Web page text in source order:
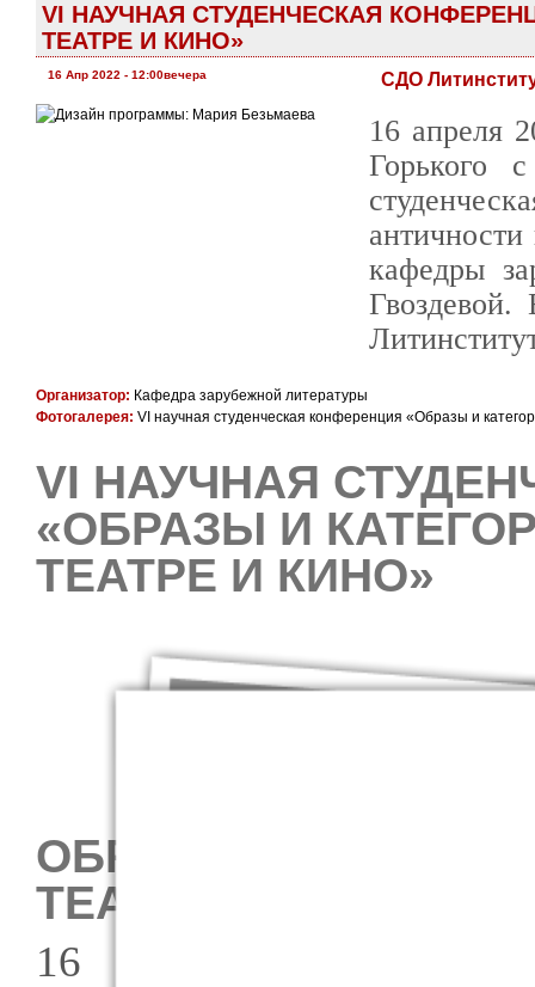
VI НАУЧНАЯ СТУДЕНЧЕСКАЯ
ТЕАТРЕ И КИНО»
16 Апр 2022 - 12:00вечера СДО
16 апреля
Горького
кафедры
Гвоздевой.
Организатор: Кафедра зарубежной литературы
Фотогалерея: VI научная студенческая конференция «Образы и
VI НАУЧНАЯ
«ОБРАЗЫ И
ТЕАТРЕ И КИНО»
ОБРАЗЫ И
ТЕАТРЕ И КИНО
16 апреля 2022